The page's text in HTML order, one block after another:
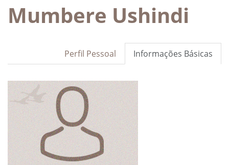
Mumbere Ushindi
Informações Básicas
Perfil Pessoal